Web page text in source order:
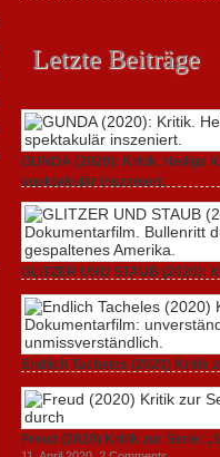
Letzte Beiträge
GUNDA (2020): Kritik. Heilige
spektakulär inszeniert.
GLITZER UND STAUB (2020):
Dokumentarfilm. Bullenritt
Amerika.
3. Oktober 2020,2 Comments
Endlich Tacheles (2020) Kritik
unverständlich,
19. Mai 2020,0 Comments
Freud (2020) Kritik zur Serie: